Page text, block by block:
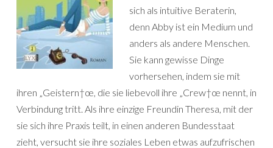
sich als intuitive Beraterin,
denn Abby ist ein Medium und
anders als andere Menschen.
Sie kann gewisse Dinge
vorhersehen, indem sie mit
ihren „Geistern†œ, die sie liebevoll ihre „Crew†œ nennt, in
Verbindung tritt. Als ihre einzige Freundin Theresa, mit der
sie sich ihre Praxis teilt, in einen anderen Bundesstaat
zieht, versucht sie ihre soziales Leben etwas aufzufrischen